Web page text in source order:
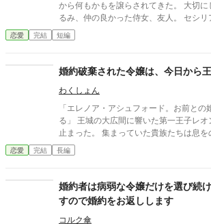
から何もかもを譲らされてきた。 大切
るみ、仲の良かった侍女、友人。 セシ
妹は欲しがった。 「ごめんなさい、お姉様。ダミアン様との子供
ができちゃったから、私にダミアン様を
妹に譲りなさい」 母親は、いつもと変わ
ヶ月後の結婚式は、ヴィヴィアンの結婚
の準備で忙しくなるからと追い出され、
る。 「君には、よく遭遇するな」 声をかけたのは、公爵令息のア
レクシスだった。 アレクシスは、社交
人。セシリアには当然、話をした記憶も
恋愛 完結 短編
婚約破棄された令嬢は、今日から
わくしょん
「エレノア・アシュフォード。お前と
る」 王城の大広間に響いた第一王子レオンの声に、楽団の演奏が
止まった。 集まっていた貴族たちは息をのみ、次の瞬間にはざわ
めきが広がる。 エレノアはゆっくりと顔を上げた。 目の前では、
王子が腰に手を回した美しい令嬢――侯
恋愛 完結 長編
婚約者は病弱な令嬢だけを選び続
すので婚約をお返しします
コルク傘